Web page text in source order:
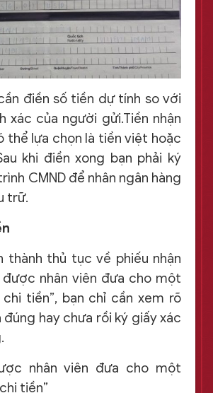
điền số tiền dự tính so với
xác của người gửi.Tiền nhận
thể lựa chọn là tiền việt hoặc
khi điền xong bạn phải ký
CMND để nhân ngân hàng
trữ.
thành thủ tục về phiếu nhận
được nhân viên đưa cho một
chi tiền”, bạn chỉ cần xem rõ
hay chưa rồi ký giấy xác